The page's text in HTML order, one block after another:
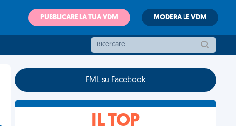
PUBBLICARE LA TUA VDM MODERA LE VDM
FML su Facebook
IL TOP